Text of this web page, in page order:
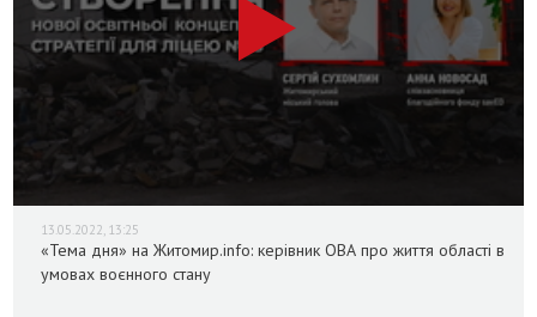
13.05.2022, 13:25
«Тема дня» на Житомир.info: керівник ОВА про життя області в
умовах воєнного стану